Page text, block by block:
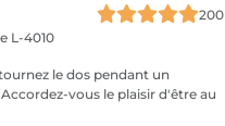
200
L-4010
le dos pendant un